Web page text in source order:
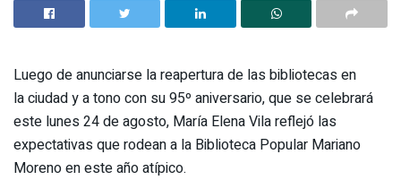
Luego de anunciarse la reapertura de las bibliotecas en
la ciudad y a tono con su 95º aniversario, que se celebrará
este lunes 24 de agosto, María Elena Vila reflejó las
expectativas que rodean a la Biblioteca Popular Mariano
Moreno en este año atípico.